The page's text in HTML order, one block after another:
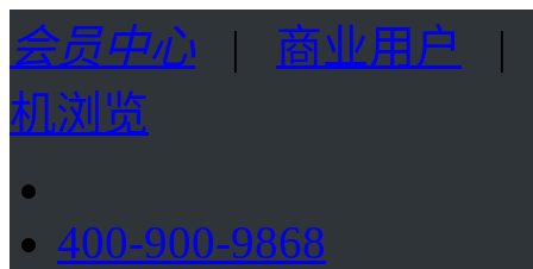
会员中心 | 商业用户
机浏览
400-900-9868